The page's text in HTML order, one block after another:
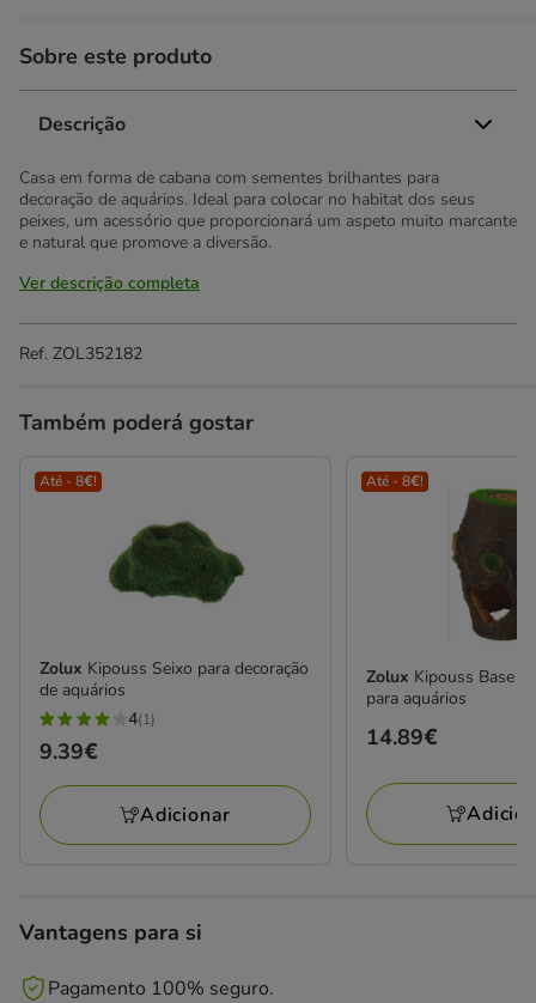
Sobre este produto
Descrição
Casa em forma de cabana com sementes brilhantes para
decoração de aquários. Ideal para colocar no habitat dos seus
peixes, um acessório que proporcionará um aspeto muito marcante
e natural que promove a diversão.
Ver descrição completa
Ref. ZOL352182
Também poderá gostar
Até - 8€!
Zolux Kipouss Seixo para decoração
de aquários
4
estrelas
com
1
avaliações
4(1)
Preço
9.39€
9.39€
Adicionar
Até - 8€!
Zolux Kipouss Base
para aquários
Preço
14.89€
Vantagens para si
Pagamento 100% seguro.